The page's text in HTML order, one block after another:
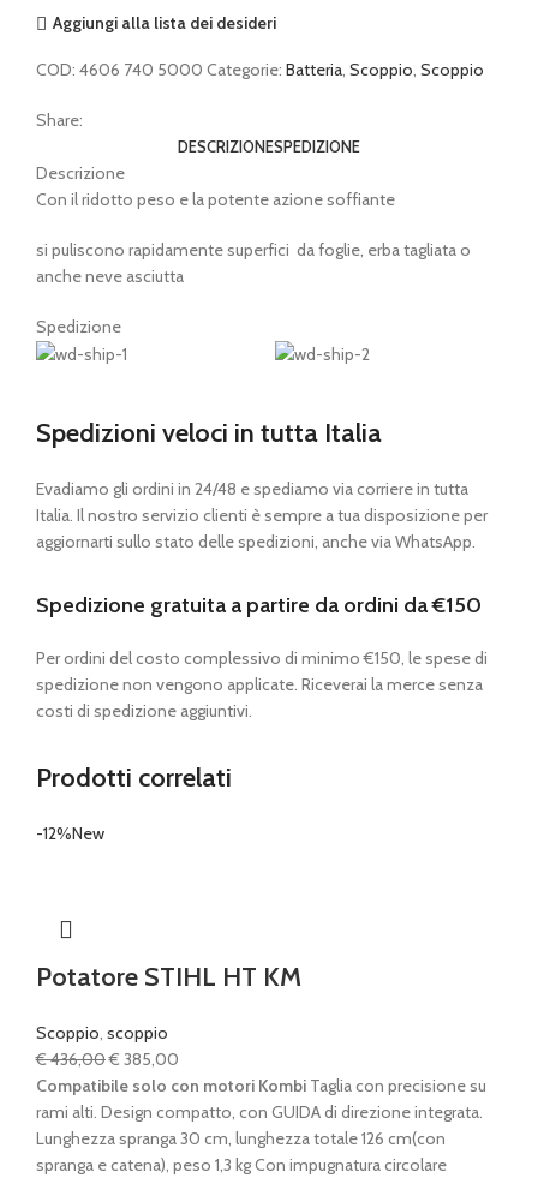
Aggiungi alla lista dei desideri
COD: 4606 740 5000 Categorie: Batteria Scoppio Scoppio
Share:
DESCRIZIONESPEDIZIONE
Descrizione
Con il ridotto peso e la potente azione soffiante
si puliscono rapidamente superfici da foglie, erba tagliata o
anche neve asciutta
Spedizione
Spedizioni veloci in tutta Italia
Evadiamo gli ordini in 24/48 e spediamo via corriere in tutta
Italia. Il nostro servizio clienti è sempre a tua disposizione per
aggiornarti sullo stato delle spedizioni, anche via WhatsApp.
Spedizione gratuita a partire da ordini da €150
Per ordini del costo complessivo di minimo €150, le spese di
spedizione non vengono applicate. Riceverai la merce senza
costi di spedizione aggiuntivi.
Prodotti correlati
-12%New
Potatore STIHL HT KM
Scoppio, scoppio
€436,00Il
prezzo
originale
era:
€ 436,00.
€ 385,00
prezzo
attuale
è:
€ 385,00.
Compatibile solo con motori Kombi Taglia con precisione su
rami alti. Design compatto, con GUIDA di direzione integrata.
Lunghezza spranga 30 cm, lunghezza totale 126 cm(con
spranga e catena), peso 1,3 kg Con impugnatura circolare